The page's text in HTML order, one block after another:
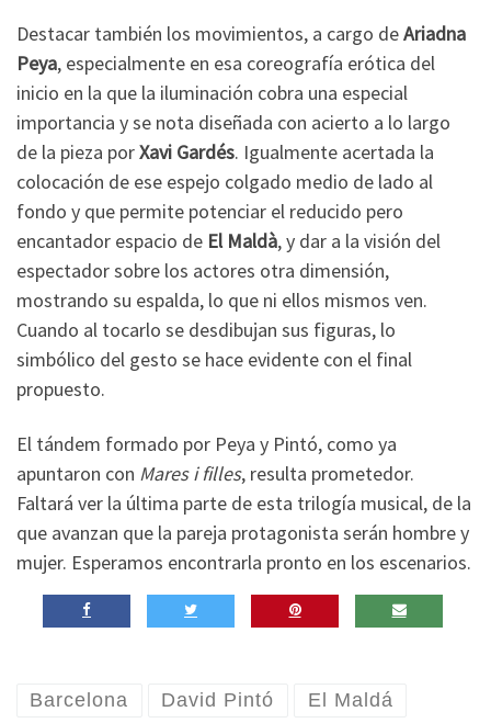
Destacar también los movimientos, a cargo deAriadna
Peya, especialmente en esa coreografía erótica del
inicio en la que la iluminación cobra una especial
importancia y se nota diseñada con acierto a lo largo
de la pieza porXavi Gardés. Igualmente acertada la
colocación de ese espejo colgado medio de lado al
fondo y que permite potenciar el reducido pero
encantador espacio de El Maldà, y dar a la visión del
espectador sobre los actores otra dimensión,
mostrando su espalda, lo que ni ellos mismos ven.
Cuando al tocarlo se desdibujan sus figuras, lo
simbólico del gesto se hace evidente con el final
propuesto.
El tándem formado por Peya y Pintó, como ya
apuntaron con Mares i filles, resulta prometedor.
Faltará ver la última parte de esta trilogía musical, de la
que avanzan que la pareja protagonista serán hombre y
mujer. Esperamos encontrarla pronto en los escenarios.
Barcelona David Pintó El Maldá